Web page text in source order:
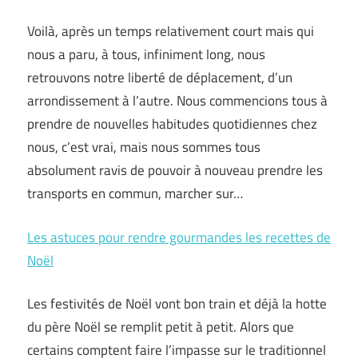
Voilà, après un temps relativement court mais qui
nous a paru, à tous, infiniment long, nous
retrouvons notre liberté de déplacement, d’un
arrondissement à l’autre. Nous commencions tous à
prendre de nouvelles habitudes quotidiennes chez
nous, c’est vrai, mais nous sommes tous
absolument ravis de pouvoir à nouveau prendre les
transports en commun, marcher sur…
Les astuces pour rendre gourmandes les recettes de
Noël
Les festivités de Noël vont bon train et déjà la hotte
du père Noël se remplit petit à petit. Alors que
certains comptent faire l’impasse sur le traditionnel